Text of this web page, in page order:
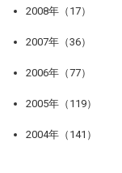
2008年（17）
2007年（36）
2006年（77）
2005年（119）
2004年（141）